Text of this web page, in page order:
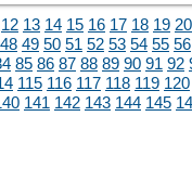
12 13 14 15 16 17 18 19 20
48 49 50 51 52 53 54 55 56
85 86 87 88 89 90 91 92
115 116 117 118 119 120
141 142 143 144 145